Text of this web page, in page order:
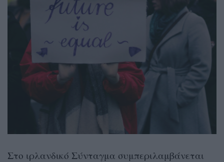
Στο ιρλανδικό Σύνταγμα συμπεριλαμβάνεται